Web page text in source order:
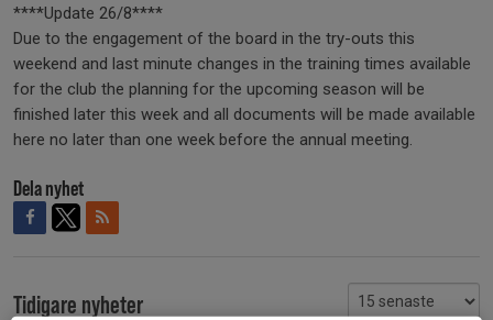
****Update 26/8****
Due to the engagement of the board in the try-outs this
weekend and last minute changes in the training times available
for the club the planning for the upcoming season will be
finished later this week and all documents will be made available
here no later than one week before the annual meeting.
Dela nyhet
Tidigare nyheter